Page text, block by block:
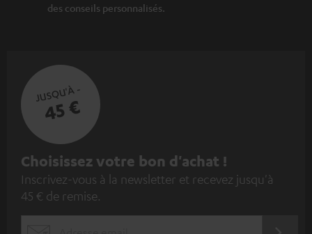
des conseils personnalisés.
JUSQU'À -
45 €
I
n
s
Choisissez votre bon d'achat !
Inscrivez-vous à la newsletter et recevez jusqu'à
45 € de remise.